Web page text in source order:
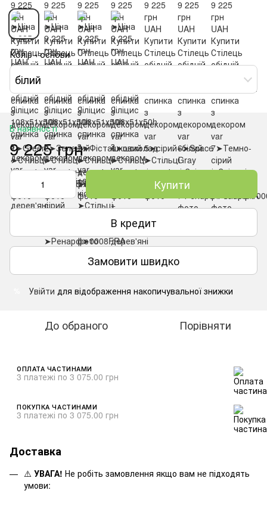
Колір - основи
білий
В наявності
9 225 грн
Купити
В кредит
Замовити швидко
Увійти для відображення накопичувальної знижки
До обраного Порівняти
ОПЛАТА ЧАСТИНАМИ
3 платежі по 3 075.00 грн
ПОКУПКА ЧАСТИНАМИ
3 платежі по 3 075.00 грн
Доставка
⚠️ УВАГА! Не робіть замовлення якщо вам не підходять
умови: